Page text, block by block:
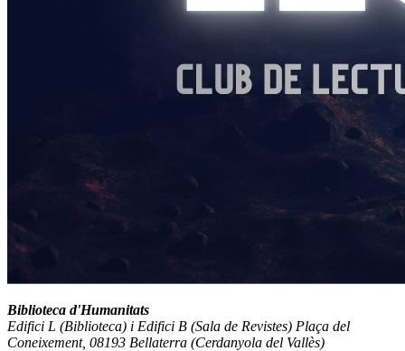
Biblioteca d'Humanitats
Edifici L (Biblioteca) i Edifici B (Sala de Revistes) Plaça del
Coneixement, 08193 Bellaterra (Cerdanyola del Vallès)